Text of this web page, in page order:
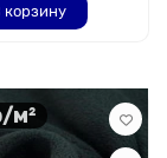
корзину
м²